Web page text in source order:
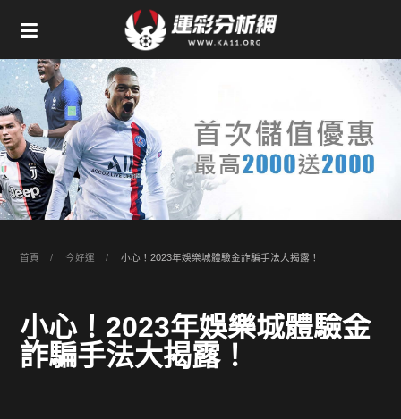
首頁 今好運 小心！2023年娛樂城體驗金詐騙手法大揭露！
小心！2023年娛樂城體驗金
詐騙手法大揭露！